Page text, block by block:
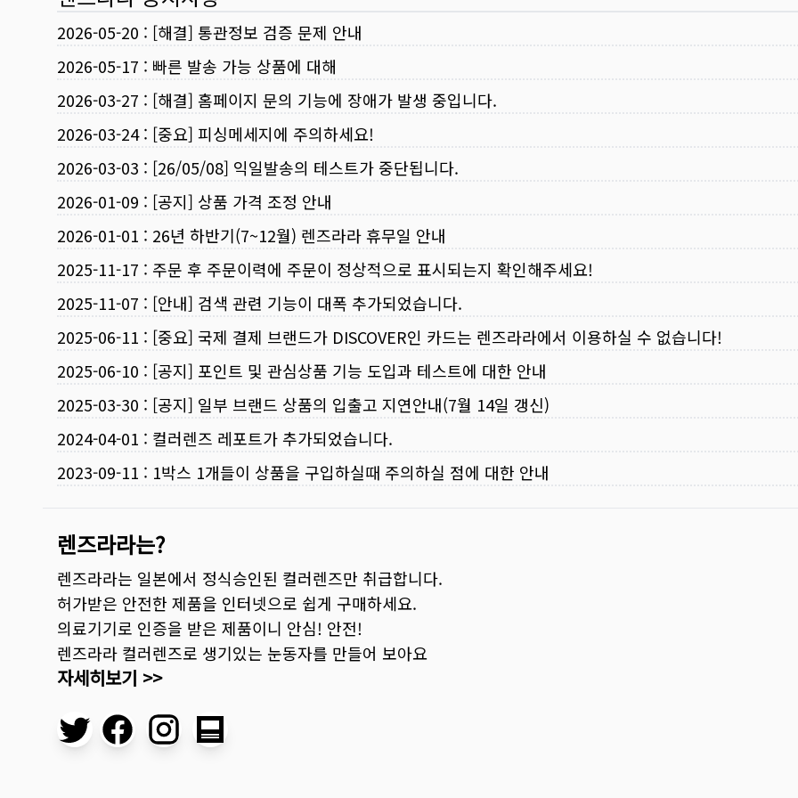
2026-05-20 : [해결] 통관정보 검증 문제 안내
2026-05-17 : 빠른 발송 가능 상품에 대해
2026-03-27 : [해결] 홈페이지 문의 기능에 장애가 발생 중입니다.
2026-03-24: [중요] 피싱메세지에 주의하세요!
2026-03-03 : [26/05/08] 익일발송의 테스트가 중단됩니다.
2026-01-09 : [공지] 상품 가격 조정 안내
2026-01-01 : 26년 하반기(7~12월) 렌즈라라 휴무일 안내
2025-11-17 : 주문 후 주문이력에 주문이 정상적으로 표시되는지 확인해주세요!
2025-11-07 : [안내] 검색 관련 기능이 대폭 추가되었습니다.
2025-06-11 : [중요] 국제 결제 브랜드가 DISCOVER인 카드는 렌즈라라에서 이용하실 수 없습니다!
2025-06-10 : [공지] 포인트 및 관심상품 기능 도입과 테스트에 대한 안내
2025-03-30 : [공지] 일부 브랜드 상품의 입출고 지연안내(7월 14일 갱신)
2024-04-01 : 컬러렌즈 레포트가 추가되었습니다.
2023-09-11 : 1박스 1개들이 상품을 구입하실때 주의하실 점에 대한 안내
렌즈라라는?
렌즈라라는 일본에서 정식승인된 컬러렌즈만 취급합니다.
허가받은 안전한 제품을 인터넷으로 쉽게 구매하세요.
의료기기로 인증을 받은 제품이니 안심! 안전!
렌즈라라 컬러렌즈로 생기있는 눈동자를 만들어 보아요
자세히보기 >>